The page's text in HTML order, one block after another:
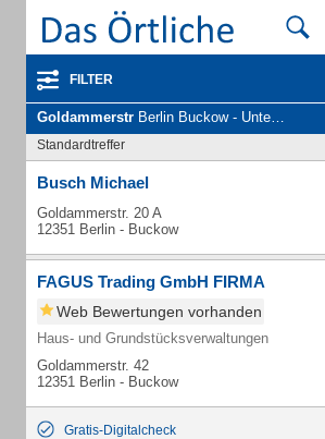
FILTER
Goldammerstr Berlin Buckow - Unternehmen und Personen
Standardtreffer
Busch Michael
Goldammerstr. 20 A
12351 Berlin - Buckow
FAGUS Trading GmbH FIRMA
Web Bewertungen vorhanden
Haus- und Grundstücksverwaltungen
Goldammerstr. 42
12351 Berlin - Buckow
Gratis-Digitalcheck